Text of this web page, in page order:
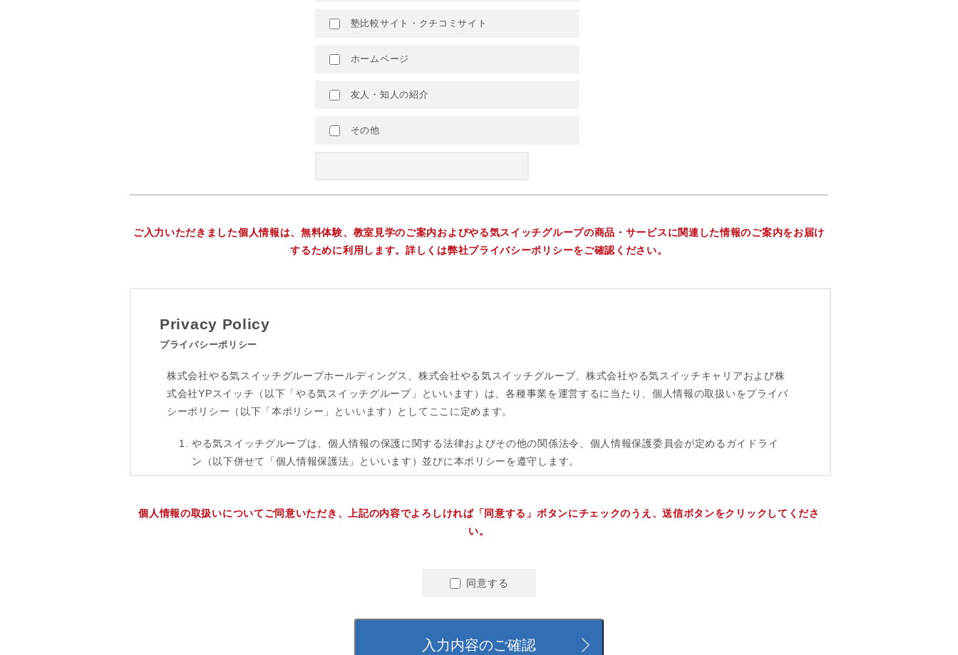
塾比較サイト・クチコミサイト
ホームページ
友人・知人の紹介
その他
ご入力いただきました個人情報は、無料体験、教室見学のご案内およびやる気スイッチグループの商品・サービスに関連した情報のご案内をお届け
するために利用します。詳しくは弊社プライバシーポリシーをご確認ください。
個人情報の取扱いについてご同意いただき、上記の内容でよろしければ「同意する」ボタンにチェックのうえ、送信ボタンをクリックしてくださ
い。
同意する